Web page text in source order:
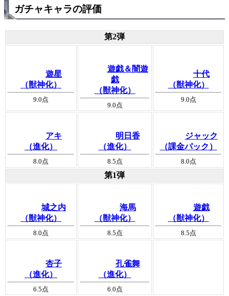
ガチャキャラの評価
第2弾
遊星
（獣神化）
9.0 点
遊戯＆闇遊
戯
（獣神化）
9.0 点
十代
（獣神化）
9.0 点
アキ
（進化）
8.0点
明日香
（進化）
8.5点
ジャック
（課金パック）
8.0点
第1弾
城之内
（獣神化）
8.0 点
海馬
（獣神化）
8.5 点
遊戯
（獣神化）
8.5 点
杏子
（進化）
6.5 点
孔雀舞
（進化）
6.0 点